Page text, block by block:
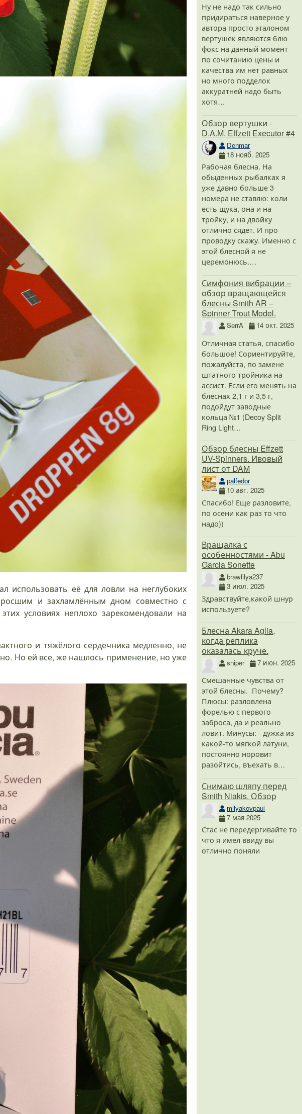
использовать её для ловли на неглубоких
и захламлённым дном совместно с
условиях неплохо зарекомендовали на
и тяжёлого сердечника медленно, не
Но ей все, же нашлось применение, но уже
Ну не надо так сильно
придираться наверное у
автора просто эталоном
вертушек являются блю
фокс на данный момент
по сочитанию цены и
качества им нет равных
но много подделок
аккуратней надо быть
хотя…
Обзор вертушки -
D.A.M. Effzett Executor #4
Denmar
18 нояб. 2025
Рабочая блесна. На
обыденных рыбалках я
уже давно больше 3
номера не ставлю: коли
есть щука, она и на
тройку, и на двойку
отлично сядет. И про
проводку скажу. Именно с
этой блесной я не
церемонюсь.…
Симфония вибрации –
обзор вращающейся
блесны Smith AR –
Spinner Trout Model.
SerrA 14 окт. 2025
Отличная статья, спасибо
большое! Сориентируйте,
пожалуйста, по замене
штатного тройника на
ассист. Если его менять на
блеснах 2,1 г и 3,5 г,
подойдут заводные
кольца №1 (Decoy Split
Ring Light…
Обзор блесны Effzett
UV-Spinners. Ивовый
лист от DAM
palfedor
10 авг. 2025
Спасибо! Еще разловите,
по осени как раз то что
надо))
Вращалка с
особенностями - Abu
Garcia Sonette
brawlilya237
3 июл. 2025
Здравствуйте,какой шнур
используете?
Блесна Akara Aglia,
когда реплика
оказалась круче.
sniper 7 июн. 2025
Смешанные чувства от
этой блесны. Почему?
Плюсы: разловлена
форелью с первого
заброса, да и реально
ловит. Минусы: - дужка из
какой-то мягкой латуни,
постоянно норовит
разойтись, въехать в…
Снимаю шляпу перед
Smith Niakis. Обзор
milyakovpaul
7 мая 2025
Стас не передергивайте то
что я имел ввиду вы
отлично поняли